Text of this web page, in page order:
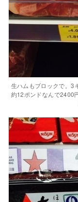
生ハムもブロックで。3
約12ポンドなんで2400